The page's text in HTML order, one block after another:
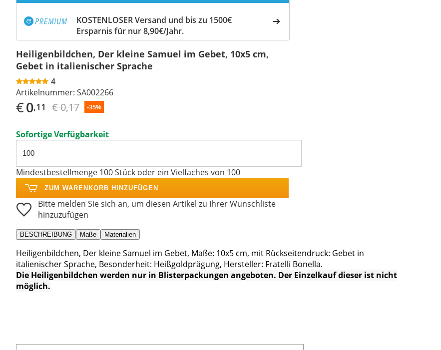
KOSTENLOSER Versand und bis zu 1500€
Ersparnis für nur 8,90€/Jahr.
Heiligenbildchen, Der kleine Samuel im Gebet, 10x5 cm,
Gebet in italienischer Sprache
4
Artikelnummer: SA002266
€0,11 € 0,17 -35%
Sofortige Verfügbarkeit
Mindestbestellmenge 100 Stück oder ein Vielfaches von 100
ZUM WARENKORB HINZUFÜGEN
Bitte melden Sie sich an, um diesen Artikel zu Ihrer Wunschliste
hinzuzufügen
BESCHREIBUNG Maße Materialien
Heiligenbildchen, Der kleine Samuel im Gebet, Maße: 10x5 cm, mit Rückseitendruck: Gebet in
italienischer Sprache, Besonderheit: Heißgoldprägung, Hersteller: Fratelli Bonella.
Die Heiligenbildchen werden nur in Blisterpackungen angeboten. Der Einzelkauf dieser ist nicht
möglich.